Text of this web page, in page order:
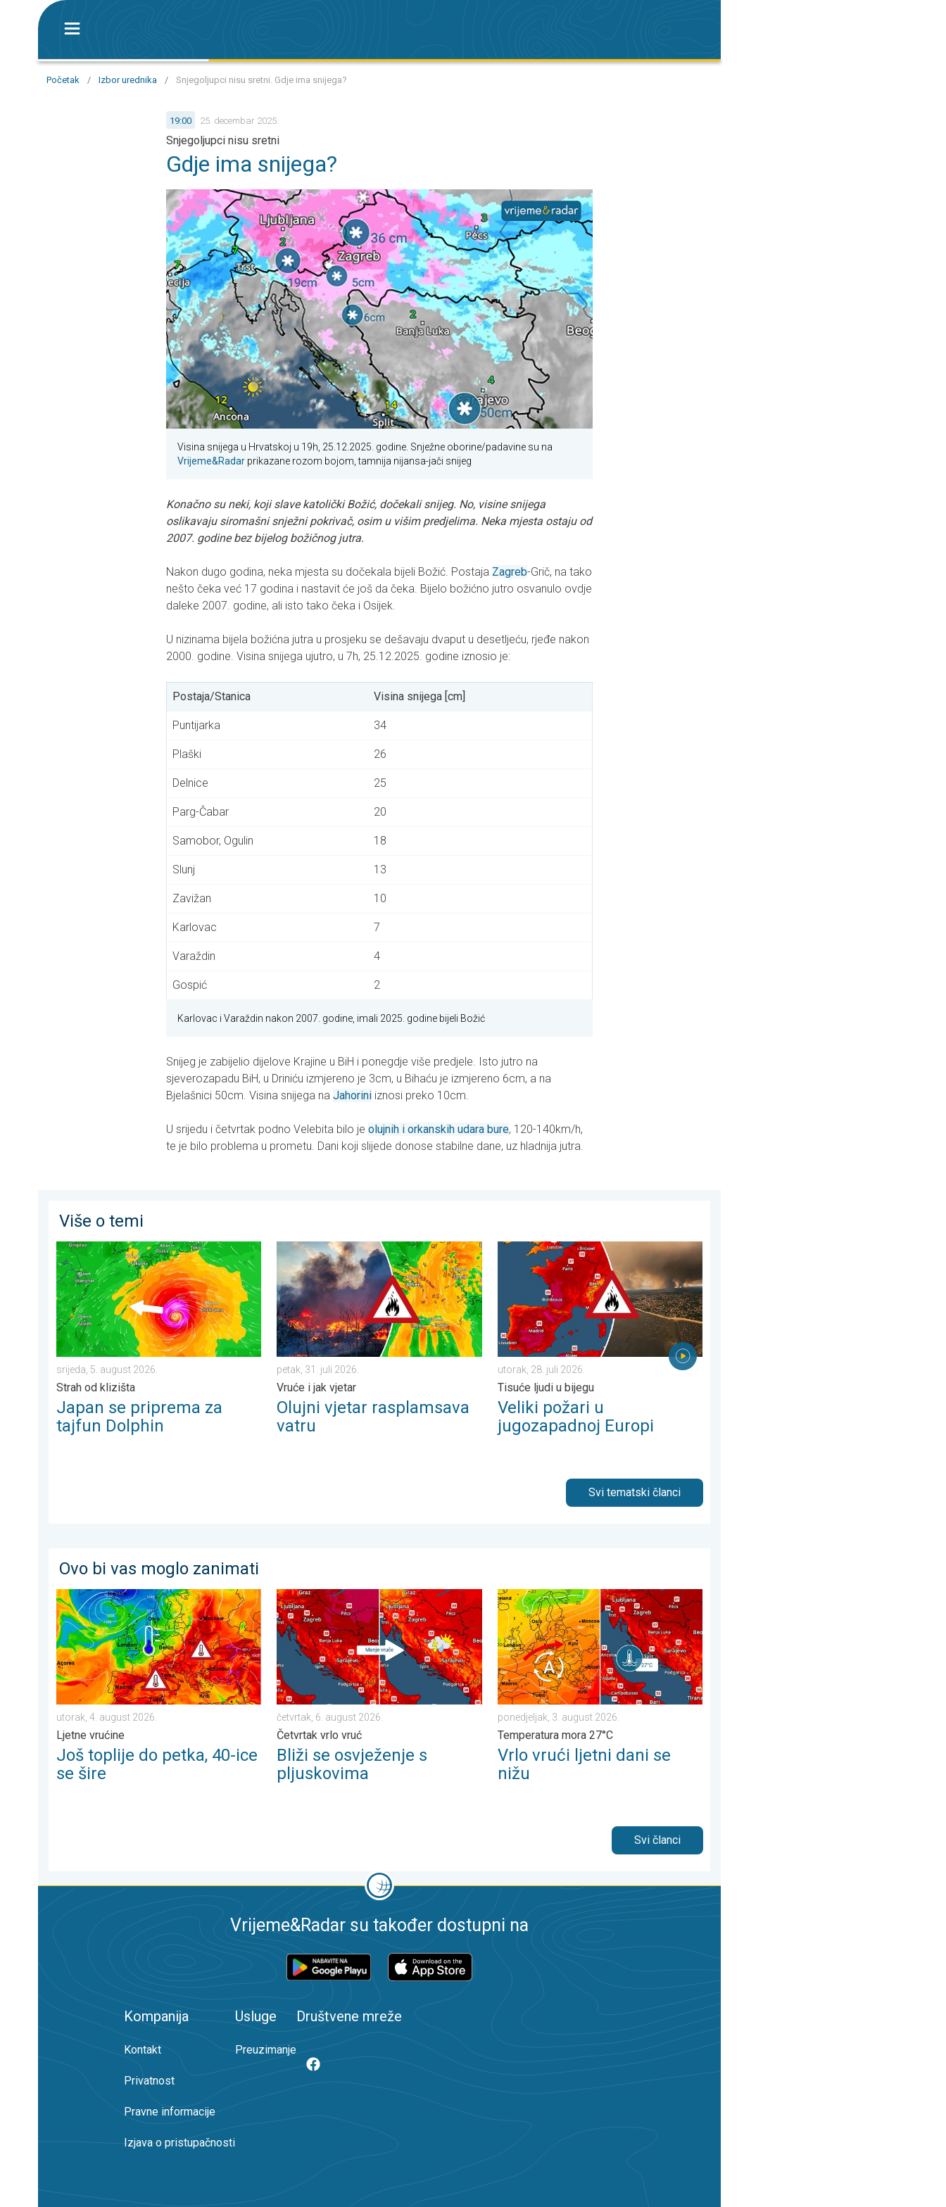
Početak / Izbor urednika / Snjegoljupci nisu sretni. Gdje ima snijega?
19:00 25. decembar 2025.
Snjegoljupci nisu sretni
Gdje ima snijega?
Visina snijega u Hrvatskoj u 19h, 25.12.2025. godine. Snježne oborine/padavine su na
Vrijeme&Radar prikazane rozom bojom, tamnija nijansa-jači snijeg
Konačno su neki, koji slave katolički Božić, dočekali snijeg. No, visine snijega
oslikavaju siromašni snježni pokrivač, osim u višim predjelima. Neka mjesta ostaju od
2007. godine bez bijelog božičnog jutra.
Nakon dugo godina, neka mjesta su dočekala bijeli Božić. Postaja Zagreb-Grič, na tako
nešto čeka već 17 godina i nastavit će još da čeka. Bijelo božićno jutro osvanulo ovdje
daleke 2007. godine, ali isto tako čeka i Osijek.
U nizinama bijela božićna jutra u prosjeku se dešavaju dvaput u desetljeću, rjeđe nakon
2000. godine. Visina snijega ujutro, u 7h, 25.12.2025. godine iznosio je:
Postaja/Stanica Visina snijega [cm]
Puntijarka 34
Plaški 26
Delnice 25
Parg-Čabar 20
Samobor, Ogulin 18
Slunj 13
Zavižan 10
Karlovac 7
Varaždin 4
Gospić 2
Karlovac i Varaždin nakon 2007. godine, imali 2025. godine bijeli Božić
Snijeg je zabijelio dijelove Krajine u BiH i ponegdje više predjele. Isto jutro na
sjeverozapadu BiH, u Driniću izmjereno je 3cm, u Bihaću je izmjereno 6cm, a na
Bjelašnici 50cm. Visina snijega na Jahorini iznosi preko 10cm.
U srijedu i četvrtak podno Velebita bilo je olujnih i orkanskih udara bure, 120-140km/h,
te je bilo problema u prometu. Dani koji slijede donose stabilne dane, uz hladnija jutra.
Više o temi
Japan se priprema za tajfun Dolphin. Strah od klizišta. . . srijeda, 5. august 2026.
srijeda, 5. august 2026.
Strah od klizišta
Japan se priprema za
tajfun Dolphin
Olujni vjetar rasplamsava vatru. Vruće i jak vjetar. . . petak, 31. juli 2026.
petak, 31. juli 2026.
Vruće i jak vjetar
Olujni vjetar rasplamsava
vatru
Veliki požari u jugozapadnoj Europi. Tisuće ljudi u bijegu. . . utorak, 28. juli 2026.
utorak, 28. juli 2026.
Tisuće ljudi u bijegu
Veliki požari u
jugozapadnoj Europi
Svi tematski članci
Ovo bi vas moglo zanimati
Još toplije do petka, 40-ice se šire. Ljetne vrućine. . . utorak, 4. august 2026.
utorak, 4. august 2026.
Ljetne vrućine
Još toplije do petka, 40-ice
se šire
Bliži se osvježenje s pljuskovima. Četvrtak vrlo vruć. . . četvrtak, 6. august 2026.
četvrtak, 6. august 2026.
Četvrtak vrlo vruć
Bliži se osvježenje s
pljuskovima
Vrlo vrući ljetni dani se nižu. Temperatura mora 27°C. . . ponedjeljak, 3. august 2026.
ponedjeljak, 3. august 2026.
Temperatura mora 27°C
Vrlo vrući ljetni dani se
nižu
Svi članci
Vrijeme&Radar su također dostupni na
Kompanija
Kontakt
Privatnost
Pravne informacije
Izjava o pristupačnosti
Usluge
Preuzimanje
Društvene mreže